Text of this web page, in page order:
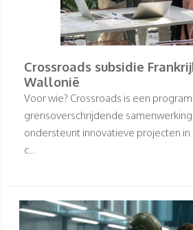
Crossroads subsidie
Wallonië
Voor wie? Crossroads is een
grensoverschrijdende
ondersteunt innovatieve projecten
c...